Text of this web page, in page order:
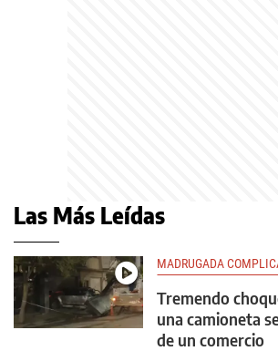
Las Más Leídas
MADRUGADA
Tremendo
una camioneta
de un comercio